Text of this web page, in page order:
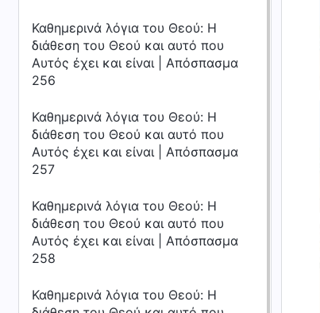
Καθημερινά λόγια του Θεού: Η
διάθεση του Θεού και αυτό που
Αυτός έχει και είναι | Απόσπασμα
256
Καθημερινά λόγια του Θεού: Η
διάθεση του Θεού και αυτό που
Αυτός έχει και είναι | Απόσπασμα
257
Καθημερινά λόγια του Θεού: Η
διάθεση του Θεού και αυτό που
Αυτός έχει και είναι | Απόσπασμα
258
Καθημερινά λόγια του Θεού: Η